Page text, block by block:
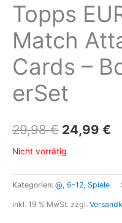
Topps
Match
Cards –
erSet
29,98€ 24,99 €
Nicht vorrätig
Kategorien: @ 6-12 Spiele
inkl. 19 % MwSt. zzgl.